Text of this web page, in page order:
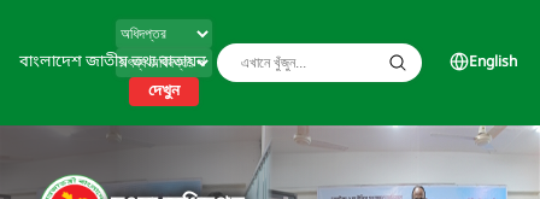
বাংলাদেশ জাতীয় তথ্য বাতায়ন
দেখুন
English